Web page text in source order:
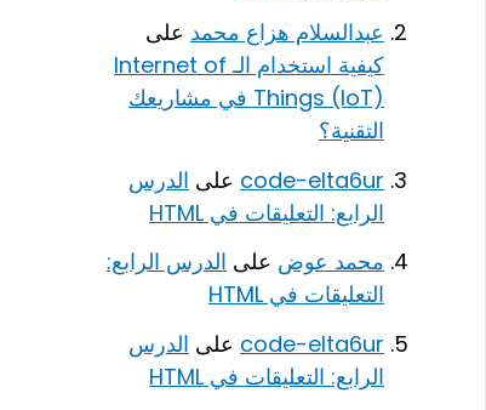
عبدالسلام هزاع محمد على
كيفية استخدام الـ Internet of
Things (IoT) في مشاريعك
التقنية؟
code-elta6ur على الدرس
الرابع: التعليقات في HTML
محمد عوض على الدرس الرابع:
التعليقات في HTML
code-elta6ur على الدرس
الرابع: التعليقات في HTML